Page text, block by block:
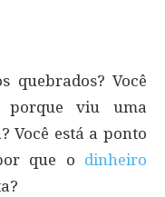
quebrados? Você
porque viu uma
Você está a ponto
que o dinheiro